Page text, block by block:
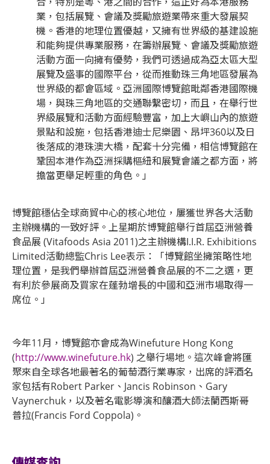
業，包括展覽、會議及獎勵旅遊業帶來重大發展契
機。香港的地理位置優越，又擁有世界級的基建設施
和能夠提供專業服務，在籌辦展覽、會議及獎勵旅遊
活動方面一向擁有優勢，我們可透過成為亞太區大型
展覽及盛事的國際平台，從而推動珠三角地區發展為
世界級的都會區域。亞洲國際博覽館毗鄰香港國際機
場，與珠三角地區的交通聯繫密切，而且，在舉行世
界級展覽和活動方面經驗豐富，加上大嶼山內的旅遊
景點和設施，包括香港迪士尼樂園、昂坪360以及日
後落成的港珠澳大橋，配套十分完備，相信博覽館在
鞏固本港作為亞洲採購樞紐和展覽會議之都方面，將
擔當更舉足輕重的角色。」
博覽館穩佔全球商貿中心的核心地位，屢獲世界各大活動
主辦機構的一致好評。上星期於博覽館舉行首屆亞洲營養
食品展 (Vitafoods Asia 2011)之主辦機構I.I.R. Exhibitions
Limited活動總監Chris Lee表示：「博覽館坐擁策略性地
理位置，是我們舉辦首屆亞洲營養食品展的不二之選，更
有利於參展商及買家在蓬勃增長的中國和亞洲市場取得一
席位。」
今年11月，博覽館亦會成為Winefuture Hong Kong
(http://www.winefuture.hk) 之舉行場地。這次峰會將匯
聚來自全球各地最著名的葡萄酒行業專家，出席的評酒名
家包括有Robert Parker、Jancis Robinson、Gary
Vaynerchuk，以及著名電影導演和釀酒大師法蘭西斯哥
普拉(Francis Ford Coppola)。